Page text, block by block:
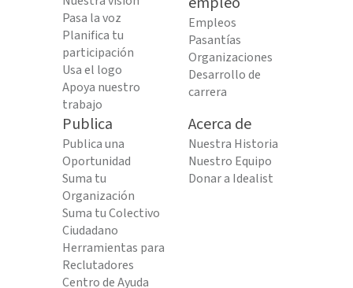
Pasa la voz
Planifica tu
participación
Usa el logo
Apoya nuestro
trabajo
Empleos
Pasantías
Organizaciones
Desarrollo de
carrera
Publica
Publica una
Oportunidad
Suma tu
Organización
Suma tu Colectivo
Ciudadano
Herramientas para
Reclutadores
Centro de Ayuda
Acerca de
Nuestra Historia
Nuestro Equipo
Donar a Idealist